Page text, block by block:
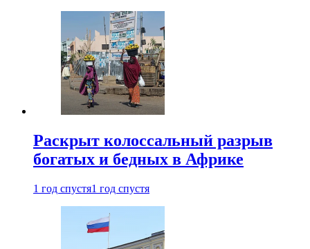
Раскрыт колоссальный разрыв
богатых и бедных в Африке
1 год спустя1 год спустя